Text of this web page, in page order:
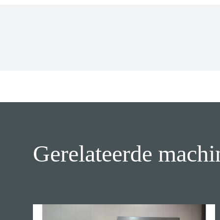
Gerelateerde